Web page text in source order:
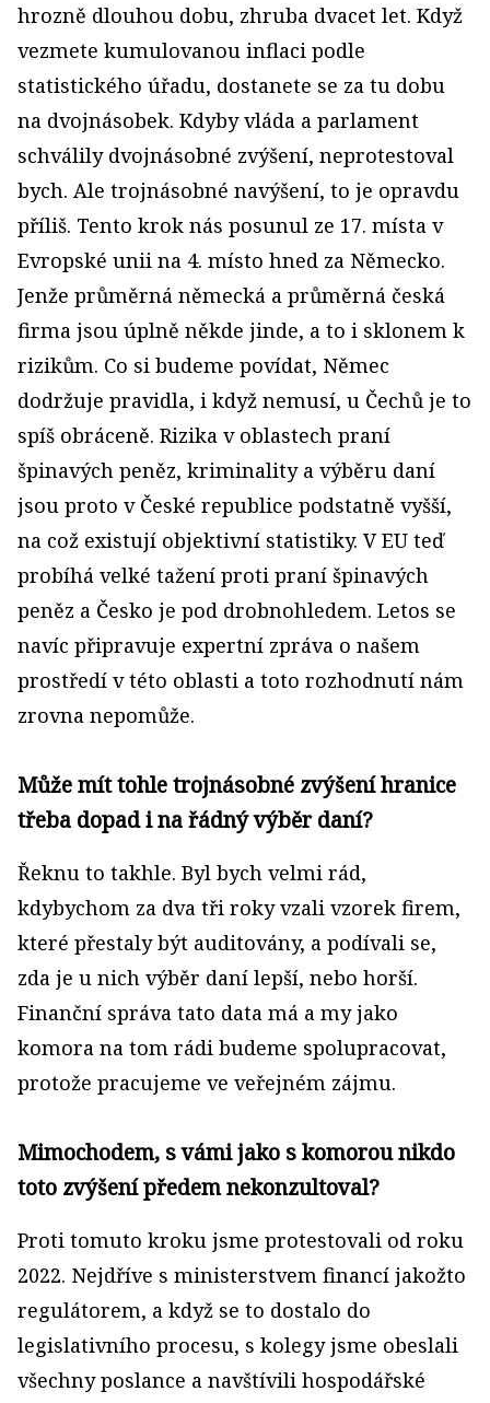
hrozně dlouhou dobu, zhruba dvacet let. Když
vezmete kumulovanou inflaci podle
statistického úřadu, dostanete se za tu dobu
na dvojnásobek. Kdyby vláda a parlament
schválily dvojnásobné zvýšení, neprotestoval
bych. Ale trojnásobné navýšení, to je opravdu
příliš. Tento krok nás posunul ze 17. místa v
Evropské unii na 4. místo hned za Německo.
Jenže průměrná německá a průměrná česká
firma jsou úplně někde jinde, a to i sklonem k
rizikům. Co si budeme povídat, Němec
dodržuje pravidla, i když nemusí, u Čechů je to
spíš obráceně. Rizika v oblastech praní
špinavých peněz, kriminality a výběru daní
jsou proto v České republice podstatně vyšší,
na což existují objektivní statistiky. V EU teď
probíhá velké tažení proti praní špinavých
peněz a Česko je pod drobnohledem. Letos se
navíc připravuje expertní zpráva o našem
prostředí v této oblasti a toto rozhodnutí nám
zrovna nepomůže.
Může mít tohle trojnásobné zvýšení hranice
třeba dopad i na řádný výběr daní?
Řeknu to takhle. Byl bych velmi rád,
kdybychom za dva tři roky vzali vzorek firem,
které přestaly být auditovány, a podívali se,
zda je u nich výběr daní lepší, nebo horší.
Finanční správa tato data má a my jako
komora na tom rádi budeme spolupracovat,
protože pracujeme ve veřejném zájmu.
Mimochodem, s vámi jako s komorou nikdo
toto zvýšení předem nekonzultoval?
Proti tomuto kroku jsme protestovali od roku
2022. Nejdříve s ministerstvem financí jakožto
regulátorem, a když se to dostalo do
legislativního procesu, s kolegy jsme obeslali
všechny poslance a navštívili hospodářské